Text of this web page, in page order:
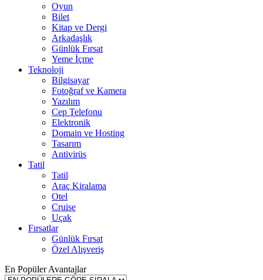
Oyun
Bilet
Kitap ve Dergi
Arkadaşlık
Günlük Fırsat
Yeme İçme
Teknoloji
Bilgisayar
Fotoğraf ve Kamera
Yazılım
Cep Telefonu
Elektronik
Domain ve Hosting
Tasarım
Antivirüs
Tatil
Tatil
Araç Kiralama
Otel
Cruise
Uçak
Fırsatlar
Günlük Fırsat
Özel Alışveriş
En Popüler Avantajlar